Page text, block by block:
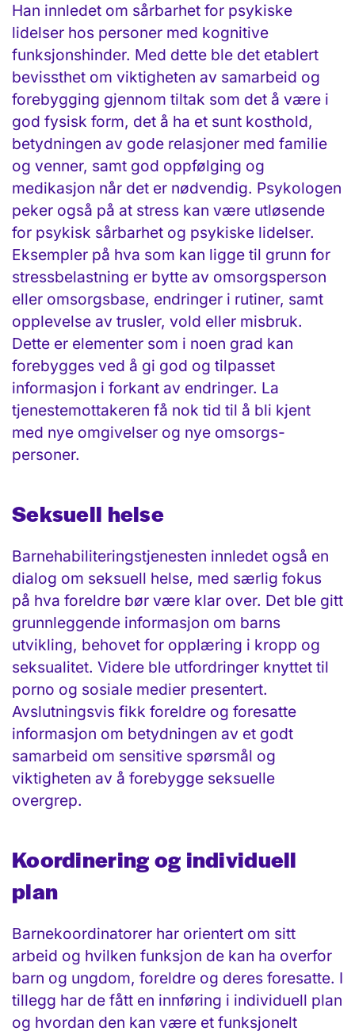
Han innledet om sårbarhet for psykiske
lidelser hos personer med kognitive
funksjonshinder. Med dette ble det etablert
bevissthet om viktigheten av samarbeid og
forebygging gjennom tiltak som det å være i
god fysisk form, det å ha et sunt kosthold,
betydningen av gode relasjoner med familie
og venner, samt god oppfølging og
medikasjon når det er nødvendig. Psykologen
peker også på at stress kan være utløsende
for psykisk sårbarhet og psykiske lidelser.
Eksempler på hva som kan ligge til grunn for
stress­belastning er bytte av omsorgsperson
eller omsorgsbase, endringer i rutiner, samt
opplevelse av trusler, vold eller misbruk.
Dette er elementer som i noen grad kan
forebygges ved å gi god og tilpasset
informasjon i forkant av endringer. La
tjenestemottakeren få nok tid til å bli kjent
med nye omgivelser og nye omsorgs­
personer.
Seksuell helse
Barne­habiliterings­tjenesten innledet også en
dialog om seksuell helse, med særlig fokus
på hva foreldre bør være klar over. Det ble gitt
grunnleggende informasjon om barns
utvikling, behovet for opplæring i kropp og
seksualitet. Videre ble utfordringer knyttet til
porno og sosiale medier presentert.
Avslutningsvis fikk foreldre og foresatte
informasjon om betydningen av et godt
samarbeid om sensitive spørsmål og
viktigheten av å forebygge seksuelle
overgrep.
Koordinering og individuell
plan
Barnekoordinatorer har orientert om sitt
arbeid og hvilken funksjon de kan ha overfor
barn og ungdom, foreldre og deres foresatte. I
tillegg har de fått en innføring i individuell plan
og hvordan den kan være et funksjonelt